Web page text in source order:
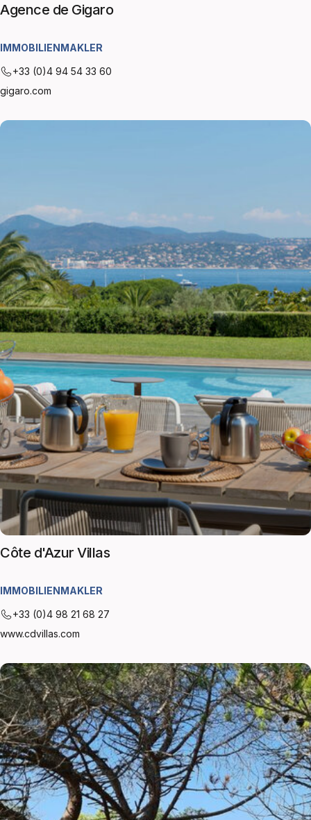
Agence de Gigaro
IMMOBILIENMAKLER
+33 (0)4 94 54 33 60
gigaro.com
Côte d'Azur Villas
IMMOBILIENMAKLER
+33 (0)4 98 21 68 27
www.cdvillas.com